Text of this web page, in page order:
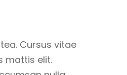
Cursus vitae
mattis elit.